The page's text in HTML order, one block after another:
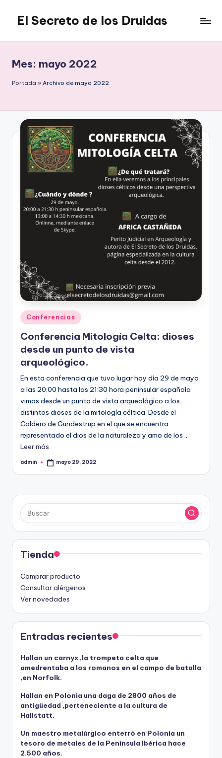
Saltar
contenido
El Secreto de los Druidas
Mes: mayo 2022
Portada » Archivo de mayo 2022
Publicado
en
Conferencias
Conferencia Mitología Celta: dioses
desde un punto de vista
arqueológico.
En esta conferencia que tuvo lugar hoy día 29 de mayo
a las 20:00 hasta las 21:30 hora peninsular española
vimos desde un punto de vista arqueológico a los
distintos dioses de la mitología céltica. Desde el
Caldero de Gundestrup en el que se encuentra
representado el dios de la naturaleza y amo de los ...
Leer más
Publicado
admin mayo 29, 2022
Tienda
Comprar producto
Consultar alérgenos
Ver novedades
Entradas recientes
Hallan un carnyx ,la trompeta celta que
amedrentaba a los romanos en el campo de batalla
,en Norfolk.
Hallan en Polonia una daga de 2800 años de
antigüedad ,perteneciente a la cultura de
Hallstatt.
Un maestro metalúrgico enterró en Polonia un
tesoro de metales de la Península Ibérica hace
2.500 años.